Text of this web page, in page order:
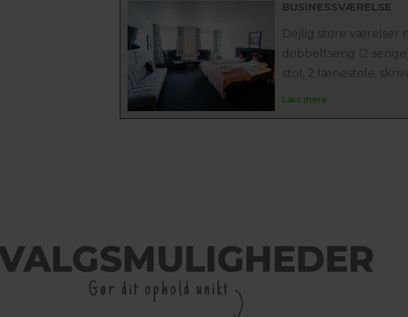
BUSINESSVÆRELSE
Dejlig store værelser
dobbeltseng (2
stol, 2 lænestole,
Læs mere
Gør dit ophold unikt